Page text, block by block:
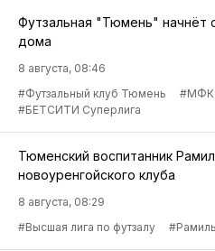
Футзальная "Тюмень" начнёт
дома
8 августа, 08:46
#Футзальный клуб Тюмень
#МФК
#БЕТСИТИ Суперлига
Тюменский воспитанник
новоуренгойского клуба
8 августа, 08:29
#Высшая лига по футзалу